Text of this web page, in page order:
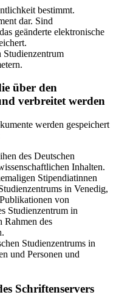
bestimmt.
dar. Sind
geänderte elektronische
Studienzentrum
über den
verbreitet werden
werden gespeichert
des Deutschen
Inhalten.
Stipendiatinnen
in Venedig,
von
Studienzentrum in
Rahmen des
Studienzentrums in
und Personen und
Schriftenservers